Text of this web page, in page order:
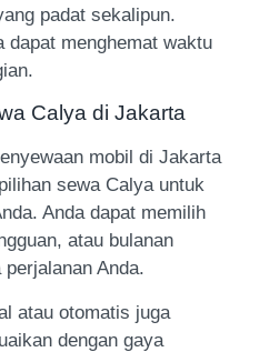
padat sekalipun.
dapat menghemat waktu
Calya di Jakarta
mobil di Jakarta
sewa Calya untuk
Anda dapat memilih
atau bulanan
Anda.
atau otomatis juga
dengan gaya